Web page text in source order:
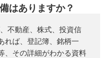
はありますか？
不動産、株式、投資信
れば、登記簿、銘柄一
、その詳細がわかる資料